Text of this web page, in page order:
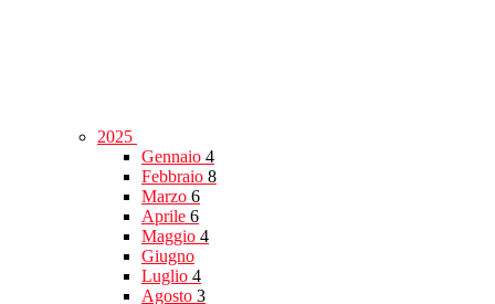
2025
Gennaio 4
Febbraio 8
Marzo 6
Aprile 6
Maggio 4
Giugno
Luglio 4
Agosto 3